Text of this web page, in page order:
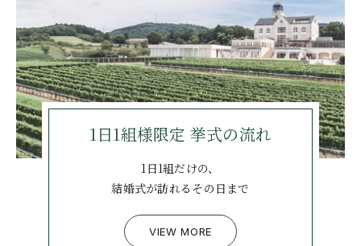
1日1組様限定 挙式の流れ
1日1組だけの、
結婚式が訪れるその日まで
VIEW MORE